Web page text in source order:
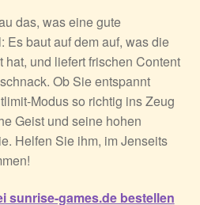
das, was eine gute
Es baut auf dem auf, was die
und liefert frischen Content
Ob Sie entspannt
Modus so richtig ins Zeug
Geist und seine hohen
Helfen Sie ihm, im Jenseits
sunrise-games.de bestellen